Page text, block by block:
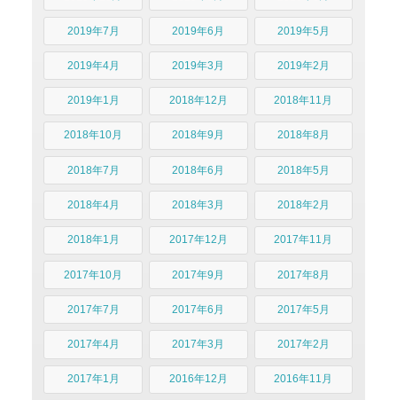
2019年7月 2019年6月 2019年5月
2019年4月 2019年3月 2019年2月
2019年1月 2018年12月 2018年11月
2018年10月 2018年9月 2018年8月
2018年7月 2018年6月 2018年5月
2018年4月 2018年3月 2018年2月
2018年1月 2017年12月 2017年11月
2017年10月 2017年9月 2017年8月
2017年7月 2017年6月 2017年5月
2017年4月 2017年3月 2017年2月
2017年1月 2016年12月 2016年11月